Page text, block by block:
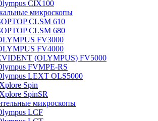
CIX100
микроскопы
CLSM 610
CLSM 680
FV3000
FV4000
(OLYMPUS) FV5000
FVMPE-RS
LEXT OLS5000
Spin
SpinSR
микроскопы
LCF